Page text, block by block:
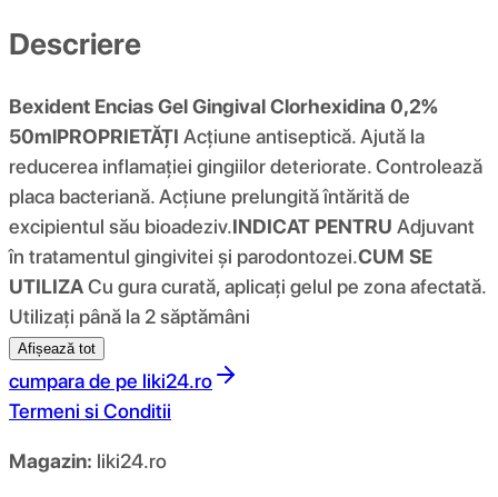
Descriere
Bexident Encias Gel Gingival Clorhexidina 0,2%
50mlPROPRIETĂȚI Acțiune antiseptică. Ajută la
reducerea inflamației gingiilor deteriorate. Controlează
placa bacteriană. Acțiune prelungită întărită de
excipientul său bioadeziv.INDICAT PENTRU Adjuvant
în tratamentul gingivitei și parodontozei.CUM SE
UTILIZACu gura curată, aplicați gelul pe zona afectată.
Utilizați până la 2 săptămâni
Afișează tot
cumpara de pe liki24.ro
Termeni si Conditii
Magazin: liki24.ro